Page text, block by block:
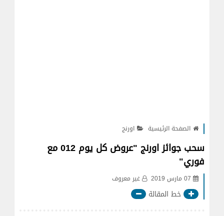
الصفحة الرئيسية اورنج
سحب جوائز اورنج "عروض كل يوم 012 مع
فوري"
07 مارس 2019 غير معروف
خط المقالة